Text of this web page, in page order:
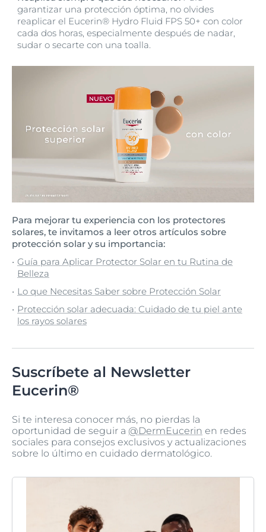
garantizar una protección óptima, no olvides
reaplicar el Eucerin® Hydro Fluid FPS 50+ con color
cada dos horas, especialmente después de nadar,
sudar o secarte con una toalla.
Para mejorar tu experiencia con los protectores
solares, te invitamos a leer otros artículos sobre
protección solar y su importancia:
Guía para Aplicar Protector Solar en tu Rutina de
Belleza
Lo que Necesitas Saber sobre Protección Solar
Protección solar adecuada: Cuidado de tu piel ante
los rayos solares
Suscríbete al Newsletter
Eucerin®
Si te interesa conocer más, no pierdas la
oportunidad de seguir a @DermEucerin en redes
sociales para consejos exclusivos y actualizaciones
sobre lo último en cuidado dermatológico.